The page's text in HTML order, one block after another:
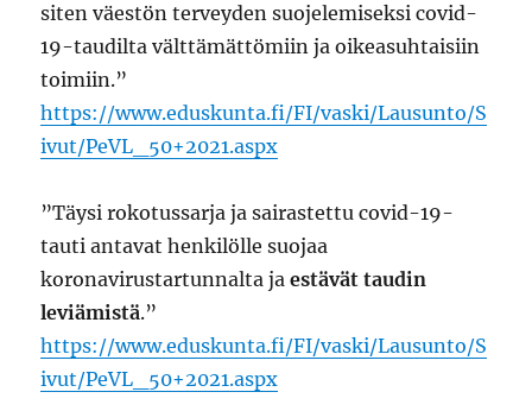
siten väestön terveyden suojelemiseksi covid-
19-taudilta välttämättömiin ja oikeasuhtaisiin
toimiin.”
https://www.eduskunta.fi/FI/vaski/Lausunto/S
ivut/PeVL_50+2021.aspx
”Täysi rokotussarja ja sairastettu covid-19-
tauti antavat henkilölle suojaa
koronavirustartunnalta ja estävät taudin
leviämistä.”
https://www.eduskunta.fi/FI/vaski/Lausunto/S
ivut/PeVL_50+2021.aspx